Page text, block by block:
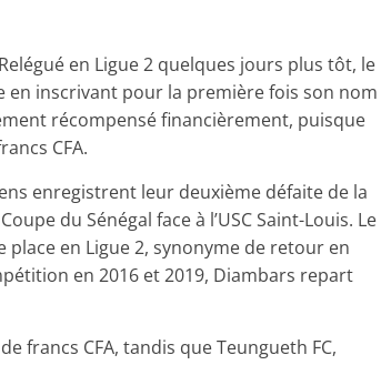
en Ligue 2 quelques jours plus tôt, le
inscrivant pour la première fois son nom
récompensé financièrement, puisque
CFA.
enregistrent leur deuxième défaite de la
du Sénégal face à l’USC Saint-Louis. Le
en Ligue 2, synonyme de retour en
en 2016 et 2019, Diambars repart
francs CFA, tandis que Teungueth FC,